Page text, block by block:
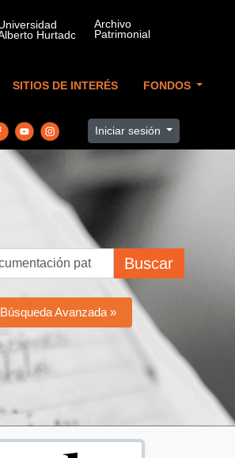
SITIOS DE INTERÉS FONDOS
Iniciar sesión
Buscar
Búsqueda Avanzada »